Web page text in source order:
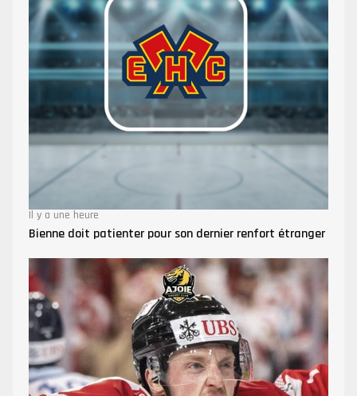
Il y a une heure
Bienne doit patienter pour son dernier renfort étranger